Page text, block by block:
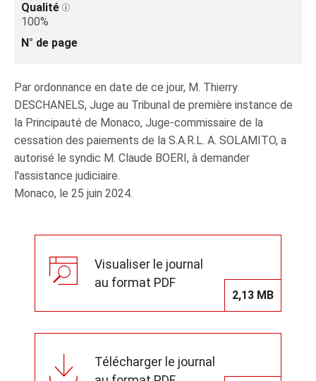
Qualité
100%
N° de page
Par ordonnance en date de ce jour, M. Thierry
DESCHANELS, Juge au Tribunal de première instance de
la Principauté de Monaco, Juge-commissaire de la
cessation des paiements de la S.A.R.L. A. SOLAMITO, a
autorisé le syndic M. Claude BOERI, à demander
l'assistance judiciaire.
Monaco, le 25 juin 2024.
Visualiser le journal
au format PDF
2,13 MB
Télécharger le journal